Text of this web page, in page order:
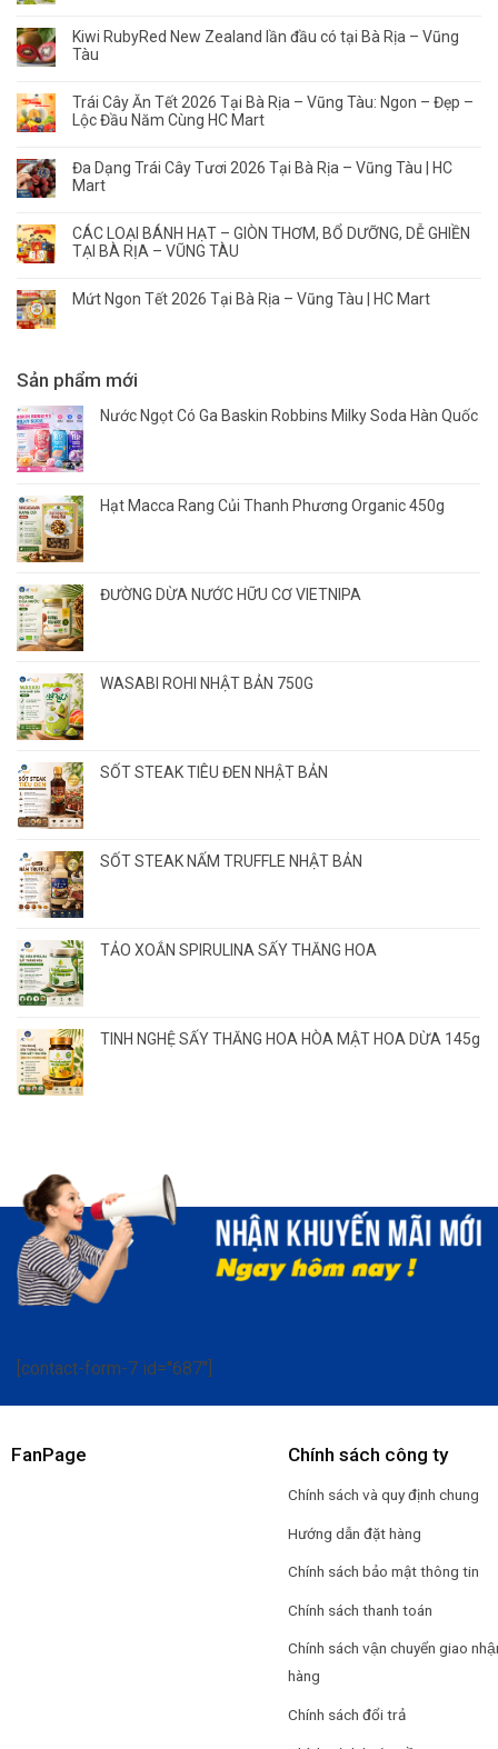
rõ
trọng
Thức
Đúng
NHẤT
xem
bạn”
của
não?
Kiwi RubyRed New Zealand lần đầu có tại Bà Rịa – Vũng
Tàu
Trái Cây Ăn Tết 2026 Tại Bà Rịa – Vũng Tàu: Ngon – Đẹp –
Lộc Đầu Năm Cùng HC Mart
Đa Dạng Trái Cây Tươi 2026 Tại Bà Rịa – Vũng Tàu | HC
Mart
CÁC LOẠI BÁNH HẠT – GIÒN THƠM, BỔ DƯỠNG, DỄ GHIỀN
TẠI BÀ RỊA – VŨNG TÀU
Mứt Ngon Tết 2026 Tại Bà Rịa – Vũng Tàu | HC Mart
Sản phẩm mới
Nước Ngọt Có Ga Baskin Robbins Milky Soda Hàn Quốc
Hạt Macca Rang Củi Thanh Phương Organic 450g
ĐƯỜNG DỪA NƯỚC HỮU CƠ VIETNIPA
WASABI ROHI NHẬT BẢN 750G
SỐT STEAK TIÊU ĐEN NHẬT BẢN
SỐT STEAK NẤM TRUFFLE NHẬT BẢN
TẢO XOẮN SPIRULINA SẤY THĂNG HOA
TINH NGHỆ SẤY THĂNG HOA HÒA MẬT HOA DỪA 145g
[contact-form-7 id="687"]
FanPage Chính sách công ty
Chính sách và quy định chung
Hướng dẫn đặt hàng
Chính sách bảo mật thông tin
Chính sách thanh toán
Chính sách vận chuyển giao
hàng
Chính sách đổi trả